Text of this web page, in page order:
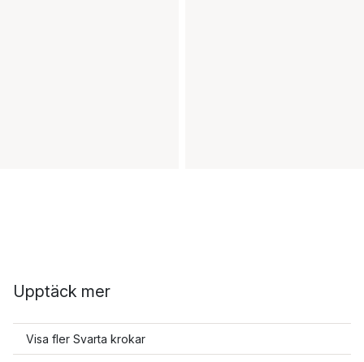
Upptäck mer
Visa fler Svarta krokar